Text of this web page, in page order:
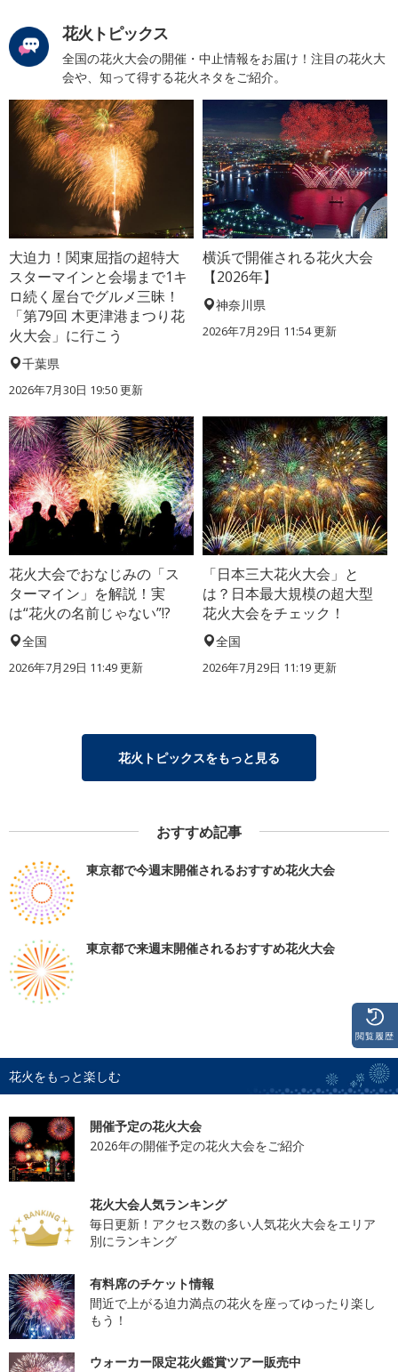
花火トピックス
全国の花火大会の開催・中止情報をお届け！注目の花火大
会や、知って得する花火ネタをご紹介。
大迫力！関東屈指の超特大
スターマインと会場まで1キ
ロ続く屋台でグルメ三昧！
「第79回 木更津港まつり花
火大会」に行こう
千葉県
2026年7月30日 19:50 更新
横浜で開催される花火大会
【2026年】
神奈川県
2026年7月29日 11:54 更新
花火大会でおなじみの「ス
ターマイン」を解説！実
は“花火の名前じゃない”!?
全国
2026年7月29日 11:49 更新
「日本三大花火大会」と
は？日本最大規模の超大型
花火大会をチェック！
全国
2026年7月29日 11:19 更新
花火トピックスをもっと見る
おすすめ記事
東京都で今週末開催されるおすすめ花火大会
東京都で来週末開催されるおすすめ花火大会
花火をもっと楽しむ
開催予定の花火大会
2026年の開催予定の花火大会をご紹介
花火大会人気ランキング
毎日更新！アクセス数の多い人気花火大会をエリア
別にランキング
有料席のチケット情報
間近で上がる迫力満点の花火を座ってゆったり楽し
もう！
ウォーカー限定花火鑑賞ツアー販売中
閲覧履歴